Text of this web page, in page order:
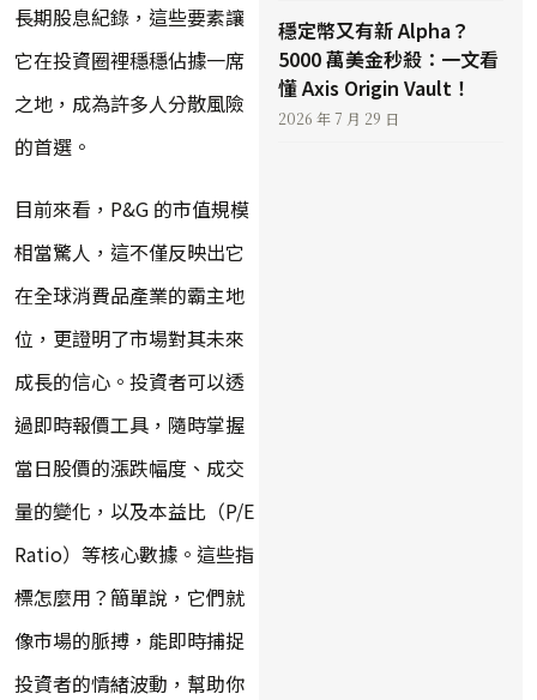
長期股息紀錄，這些要素讓
它在投資圈裡穩穩佔據一席
之地，成為許多人分散風險
的首選。
目前來看，P&G 的市值規模
相當驚人，這不僅反映出它
在全球消費品產業的霸主地
位，更證明了市場對其未來
成長的信心。投資者可以透
過即時報價工具，隨時掌握
當日股價的漲跌幅度、成交
量的變化，以及本益比（P/E
Ratio）等核心數據。這些指
標怎麼用？簡單說，它們就
像市場的脈搏，能即時捕捉
投資者的情緒波動，幫助你
穩定幣又有新 Alpha？
5000 萬美金秒殺：一文看
懂 Axis Origin Vault！
2026 年 7 月 29 日